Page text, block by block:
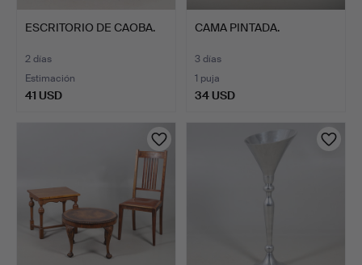
ESCRITORIO DE CAOBA.
2 días
Estimación
41 USD
CAMA PINTADA.
3 días
1 puja
34 USD